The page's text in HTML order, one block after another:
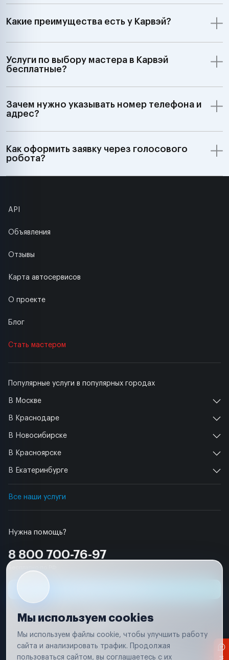
Какие преимущества есть у Карвэй?
Услуги по выбору мастера в Карвэй
бесплатные?
Зачем нужно указывать номер телефона и
адрес?
Как оформить заявку через голосового
робота?
Нужна помощь?
8 800 700-76-97
Популярные услуги в популярных городах
В Москве
В Краснодаре
В Новосибирске
В Красноярске
В Екатеринбурге
Все наши услуги
API
Объявления
Отзывы
Карта автосервисов
О проекте
Блог
Стать мастером
Условия использования
Удаление аккаунта
Вся информация, представленная на сайте, носит исключительно
Мы используем cookies
Мы используем файлы cookie, чтобы улучшить работу
сайта и анализировать трафик. Продолжая
пользоваться сайтом, вы соглашаетесь с их